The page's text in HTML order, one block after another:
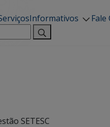
Informativos
Fale
SETESC